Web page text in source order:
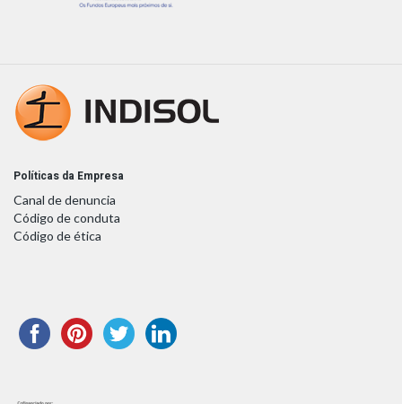
Políticas da Empresa
Canal de denuncia
Código de conduta
Código de ética